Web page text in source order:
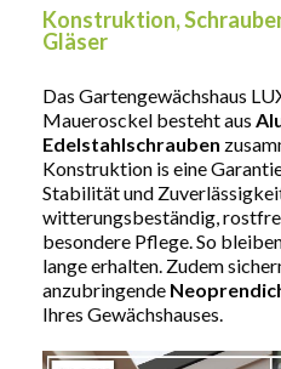
Konstruktion,
Gläser
Das Gartengewächshaus
Mauerosckel besteht aus
Edelstahlschrauben
Konstruktion is eine
Stabilität und
witterungsbeständig,
besondere Pflege. So
lange erhalten. Zudem
anzubringende
Ihres Gewächshauses.